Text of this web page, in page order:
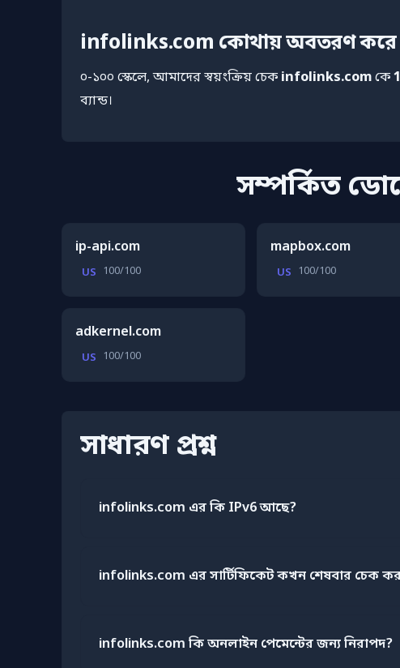
infolinks.com কোথায় অবতরণ করে
০-১০০ স্কেলে, আমাদের স্বয়ংক্রিয় চেক infolinks.comকে
ব্যান্ড।
সম্পর্কিত
ip-api.com
US 100/100
mapbox.com
US 100/100
adkernel.com
US 100/100
সাধারণ প্রশ্ন
infolinks.com এর কি IPv6 আছে?
infolinks.com এর সার্টিফিকেট কখন শেষবার চেক
infolinks.com কি অনলাইন পেমেন্টের জন্য নিরাপদ?